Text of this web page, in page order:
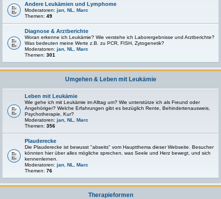
Andere Leukämien und Lymphome
Moderatoren: jan NL
Marc
Themen: 49
Diagnose & Arztberichte
Woran erkenne ich Leukämie? Wie verstehe ich Laborergebnisse und Arztberichte?
Was bedeuten meine Werte z.B. zu PCR, FISH, Zytogenetik?
Moderatoren: jan NL
Marc
Themen: 301
Umgehen & Leben mit Leukämie
Leben mit Leukämie
Wie gehe ich mit Leukämie im Alltag um? Wie unterstütze ich als Freund oder
Angehöriger? Welche Erfahrungen gibt es bezüglich Rente, Behindertenausweis,
Psychotherapie, Kur?
Moderatoren: jan NL
Marc
Themen: 356
Plauderecke
Die Plauderecke ist bewusst "abseits" vom Hauptthema dieser Webseite. Besucher
könnten hier über alles mögliche sprechen, was Seele und Herz bewegt, und sich
kennenlernen.
Moderatoren: jan NL
Marc
Themen: 76
Therapieformen